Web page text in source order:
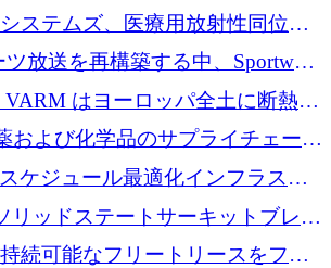
ルを調達
ステムズ、医療用放射性同位元
不足に対処するために2,300万ポ
放送を再構築する中、Sportway
ーロを調達はヨーロッパ全土に断熱材
めに 1,750 万ユーロを投資
および化学品のサプライチェーン
するために 310 万ユーロを確保
ケジュール最適化インフラスト
張するためにシリーズ A で
を調達
リッドステートサーキットブレー
歩のために1,700万ユーロを調達
続可能なフリートリースをフラ